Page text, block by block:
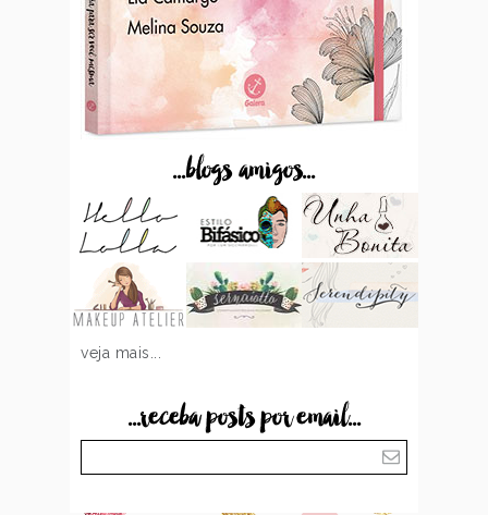
...blogs amigos...
veja mais...
...receba posts por email...